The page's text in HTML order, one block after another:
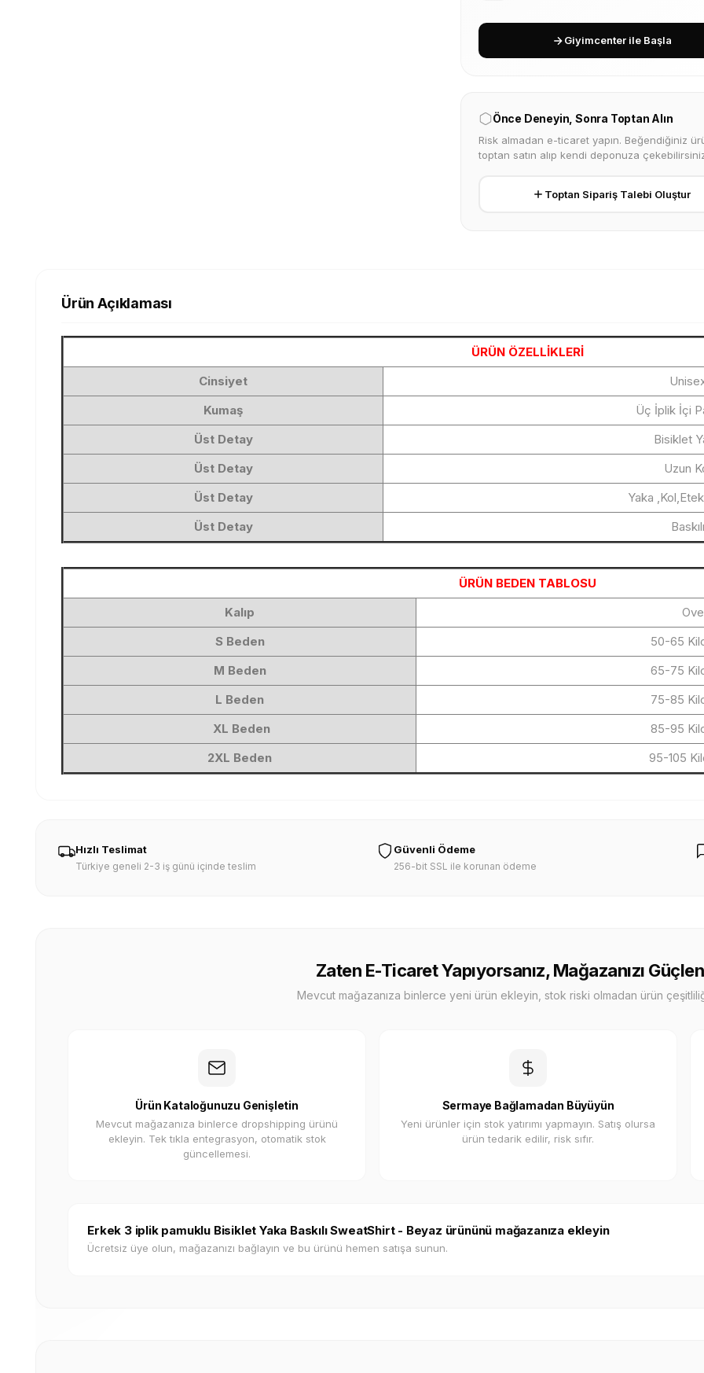
Giyimcenter ile Başla
Önce Deneyin, Sonra Toptan Alın
Risk almadan e-ticaret yapın. Beğendiğiniz
toptan satın alıp kendi deponuza
Toptan Sipariş Talebi Oluştur
Ürün Açıklaması
ÜRÜN ÖZELLİKLERİ
Cinsiyet
Kumaş
Üç İplik İçi
Üst Detay
Bisiklet
Üst Detay
Uzun
Üst Detay
Yaka
Üst Detay
Baskılı
ÜRÜN BEDEN TABLOSU
Kalıp
S Beden
50-65
M Beden
65-75
L Beden
75-85
XL Beden
85-95
2XL Beden
95-105
Hızlı Teslimat
Türkiye geneli 2-3 iş günü içinde teslim
Güvenli Ödeme
256-bit SSL ile korunan ödeme
Zaten E-Ticaret Yapıyorsanız, Mağazanızı
Mevcut mağazanıza binlerce yeni ürün ekleyin, stok riski olmadan ürün
Ürün Kataloğunuzu Genişletin
Mevcut mağazanıza binlerce dropshipping ürünü
ekleyin. Tek tıkla entegrasyon, otomatik stok
güncellemesi.
Sermaye Bağlamadan Büyüyün
Yeni ürünler için stok yatırımı yapmayın. Satış olursa
ürün tedarik edilir, risk sıfır.
Erkek 3 iplik pamuklu Bisiklet Yaka Baskılı SweatShirt - Beyaz ürününü mağazanıza ekleyin
Ücretsiz üye olun, mağazanızı bağlayın ve bu ürünü hemen satışa sunun.